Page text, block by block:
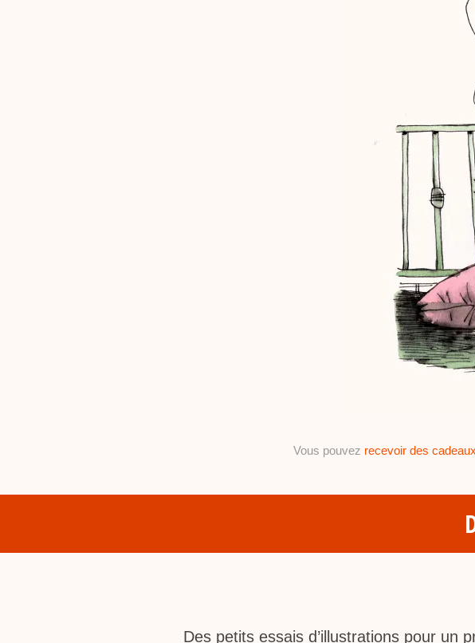
Vous pouvez recevoir des
Des petits essais d’illustrations pour un